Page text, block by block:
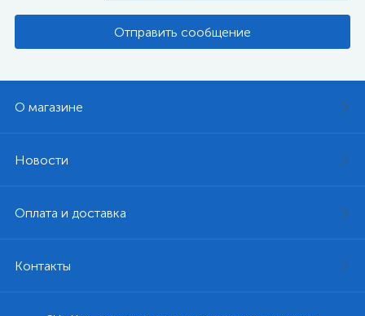
Отправить сообщение
О магазине
Новости
Оплата и доставка
Контакты